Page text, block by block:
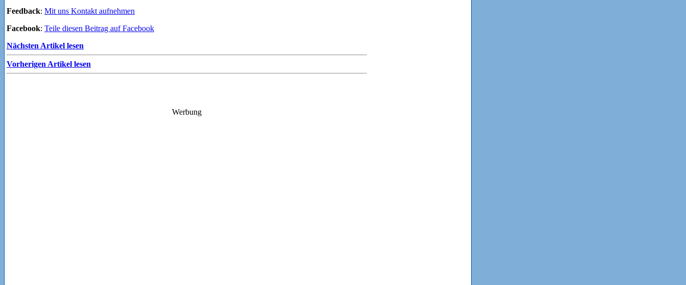
Feedback: Mit uns Kontakt aufnehmen
Facebook: Teile diesen Beitrag auf Facebook
Nächsten Artikel lesen
Vorherigen Artikel lesen
Werbung